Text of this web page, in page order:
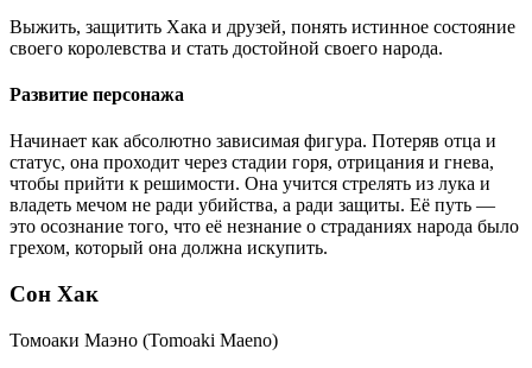
Выжить, защитить Хака и друзей, понять истинное состояние
своего королевства и стать достойной своего народа.
Развитие персонажа
Начинает как абсолютно зависимая фигура. Потеряв отца и
статус, она проходит через стадии горя, отрицания и гнева,
чтобы прийти к решимости. Она учится стрелять из лука и
владеть мечом не ради убийства, а ради защиты. Её путь —
это осознание того, что её незнание о страданиях народа было
грехом, который она должна искупить.
Сон Хак
Томоаки Маэно (Tomoaki Maeno)